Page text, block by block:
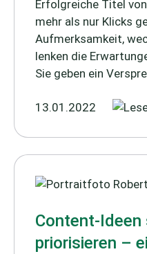
Erfolgreiche Titel
mehr als nur Klicks
Aufmerksamkeit,
lenken die
Sie geben ein
13.01.2022
Content-
priorisieren –